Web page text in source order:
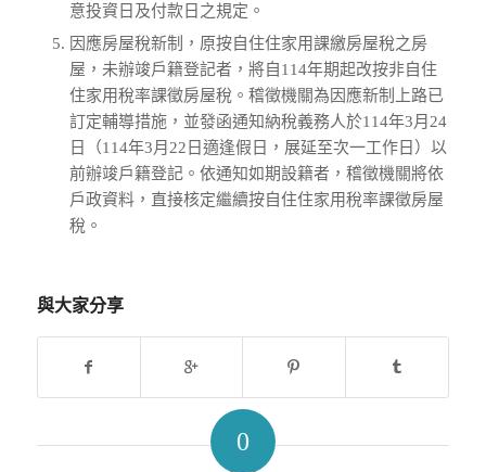
意投資日及付款日之規定。
因應房屋稅新制，原按自住住家用課繳房屋稅之房
屋，未辦竣戶籍登記者，將自114年期起改按非自住
住家用稅率課徵房屋稅。稽徵機關為因應新制上路已
訂定輔導措施，並發函通知納稅義務人於114年3月24
日（114年3月22日適逢假日，展延至次一工作日）以
前辦竣戶籍登記。依通知如期設籍者，稽徵機關將依
戶政資料，直接核定繼續按自住住家用稅率課徵房屋
稅。
與大家分享
0